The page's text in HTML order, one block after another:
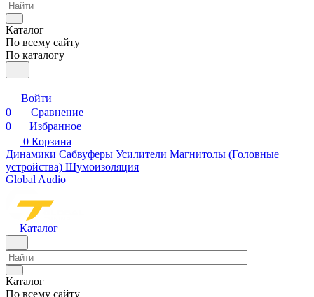
Каталог
По всему сайту
По каталогу
Войти
0
Сравнение
0
Избранное
0 Корзина
Динамики Сабвуферы Усилители Магнитолы (Головные
устройства) Шумоизоляция
Global Audio
Каталог
Каталог
По всему сайту